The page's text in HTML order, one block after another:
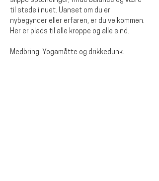
til stede i nuet. Uanset om du er
nybegynder eller erfaren, er du velkommen.
Her er plads til alle kroppe og alle sind.
Medbring: Yogamåtte og drikkedunk.